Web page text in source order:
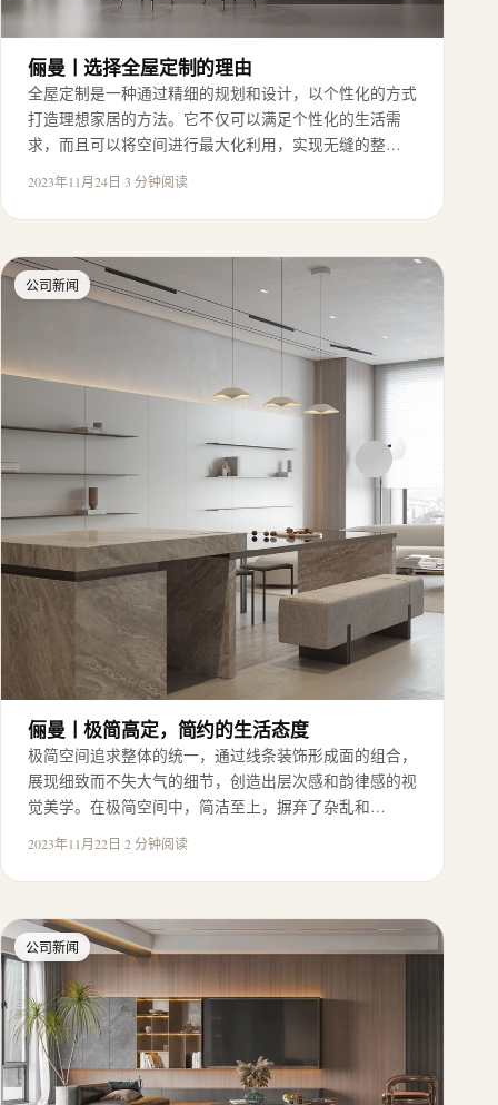
俪曼丨选择全屋定制的理由
全屋定制是一种通过精细的规划和设计，以个性化的方式
打造理想家居的方法。它不仅可以满足个性化的生活需
求，而且可以将空间进行最大化利用，实现无缝的整…
2023年11月24日·3 分钟阅读
公司新闻
俪曼丨极简高定，简约的生活态度
极简空间追求整体的统一，通过线条装饰形成面的组合，
展现细致而不失大气的细节，创造出层次感和韵律感的视
觉美学。在极简空间中，简洁至上，摒弃了杂乱和…
2023年11月22日·2 分钟阅读
公司新闻